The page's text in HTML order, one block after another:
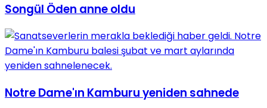
Songül Öden anne oldu
Notre Dame'ın Kamburu yeniden sahnede